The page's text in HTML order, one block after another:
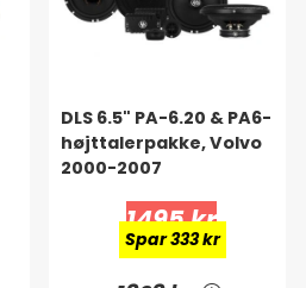
DLS 6.5" PA-6.20 & PA6-
højttalerpakke, Volvo
2000-2007
1495 kr
Spar 333 kr